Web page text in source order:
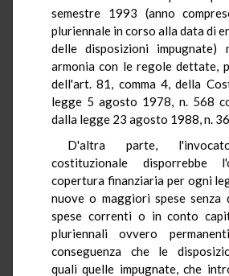
semestre 1993 (anno
pluriennale in corso alla data di
delle disposizioni impugnate)
armonia con le regole dettate,
dell'art. 81, comma 4, della
legge 5 agosto 1978, n. 568
dalla legge 23 agosto 1988, n.
D'altra parte,
costituzionale disporrebbe
copertura finanziaria per ogni
nuove o maggiori spese senza
spese correnti o in conto
pluriennali ovvero
conseguenza che le
quali quelle impugnate, che